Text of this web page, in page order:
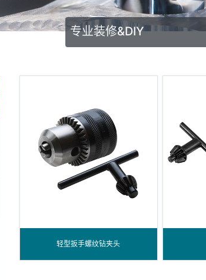
专业装修&DIY
轻型扳手螺纹钻夹头